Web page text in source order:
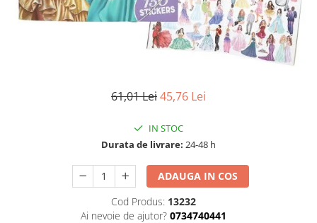
61,01 Lei45,76 Lei
IN STOC
Durata de livrare: 24-48 h
ADAUGA IN COS
Cod Produs: 13232
Ai nevoie de ajutor? 0734740441